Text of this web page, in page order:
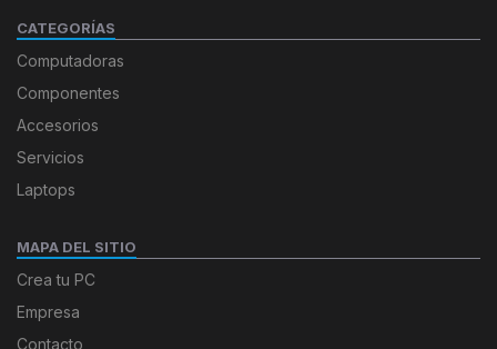
CATEGORÍAS
Computadoras
Componentes
Accesorios
Servicios
Laptops
MAPA DEL SITIO
Crea tu PC
Empresa
Contacto